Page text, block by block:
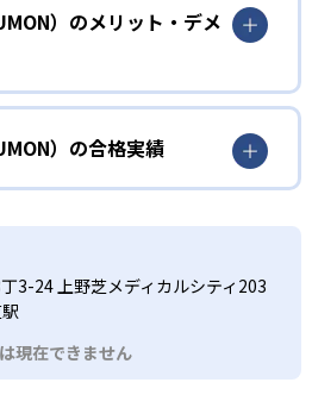
問題から高度な問題へと、スモー
よう工夫されている。このスタ
をかき立てるため、教えてもらう
く、自ら進んで学ぶ姿勢を身に
学ぶ子どもたちは、自らの学習
。学年を超えた範囲も学習でき
教材に進む生徒もいる。
シブルな受講スタイル
準備をしたい幼児向け
プに分かれた教材で、わかる楽し
力を高めていける。
勢に合わせて内容も調整するた
ずきにくい学力を身につけられ
科を克服したい子ども向け
生が、子どものやる気を引き出せ
たり、声かけをしたりしてい
きるだろう。
）のメリット・デメ
リットがある？
イルで勉強するため、集中力や目
抜く力を育むことができる。ま
ずに自分の学力に相応したレベ
しすぎてやる気を損ねたり、簡
い。
メリットがある？
ラスでも数学・英語・国語の3教
の教科に関しては他塾を検討す
）の合格実績
は合格実績は公開していない。志
かは、通う予定の教室に問い合
3-24 上野芝メディカルシティ203
現在できません